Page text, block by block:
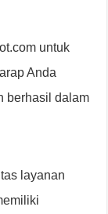
untuk
Anda
berhasil dalam
layanan